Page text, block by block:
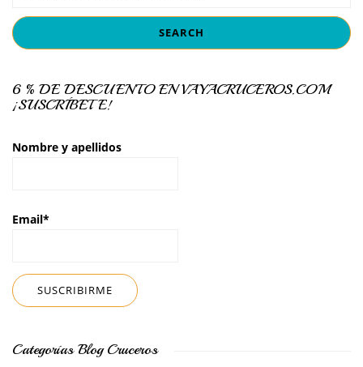
6 % DE DESCUENTO EN VAYACRUCEROS.COM
¡SUSCRÍBETE!
Nombre y apellidos
Email*
Categorías Blog Cruceros